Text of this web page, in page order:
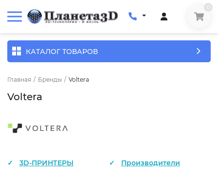
КАТАЛОГ ТОВАРОВ
Главная / Бренды / Voltera
Voltera
3D-ПРИНТЕРЫ Производители